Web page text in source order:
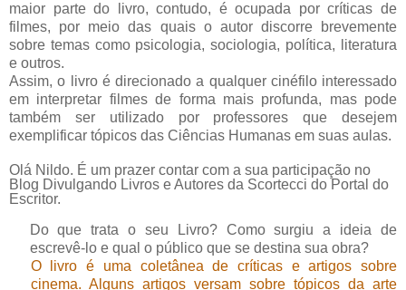
maior parte do livro, contudo, é ocupada por críticas de
filmes, por meio das quais o autor discorre brevemente
sobre temas como psicologia, sociologia, política, literatura
e outros.
Assim, o livro é direcionado a qualquer cinéfilo interessado
em interpretar filmes de forma mais profunda, mas pode
também ser utilizado por professores que desejem
exemplificar tópicos das Ciências Humanas em suas aulas.
Olá Nildo. É um prazer contar com a sua participação no
Blog Divulgando Livros e Autores da Scortecci do Portal do
Escritor.
Do que trata o seu Livro? Como surgiu a ideia de
escrevê-lo e qual o público que se destina sua obra?
O livro é uma coletânea de críticas e artigos sobre
cinema. Alguns artigos versam sobre tópicos da arte